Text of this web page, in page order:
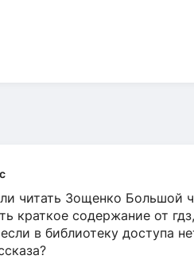
читать Зощенко Большой
краткое содержание от
в библиотеку доступа